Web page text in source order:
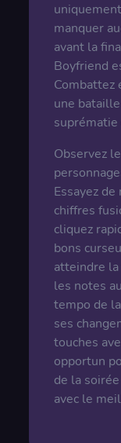
manquer
avant la
Boyfriend
Combattez
une
Observez
Essayez
chiffres
cliquez
bons
atteindre
les notes
tempo de
ses
touches
opportun
de la
avec le